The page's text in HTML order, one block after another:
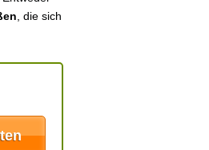
, die sich